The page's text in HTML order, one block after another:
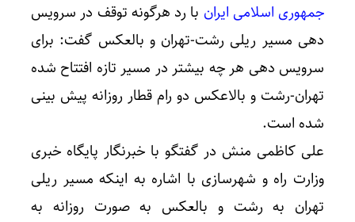
جمهوری اسلامی ایران با رد هرگونه توقف در سرویس
دهی مسیر ریلی رشت-تهران و بالعکس گفت: برای
سرویس دهی هر چه بیشتر در مسیر تازه افتتاح شده
تهران-رشت و بالاعکس دو رام قطار روزانه پیش بینی
شده است.
علی کاظمی منش در گفتگو با خبرنگار پایگاه خبری
وزارت راه و شهرسازی با اشاره به اینکه مسیر ریلی
تهران به رشت و بالعکس به صورت روزانه به